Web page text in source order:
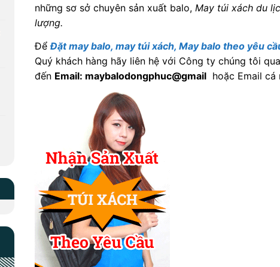
những sơ sở chuyên sản xuất balo,May túi xách du
lượng.
ĐểĐặt may balo, may túi xách, May balo theo yêu
Quý khách hàng hãy liên hệ với Công ty chúng tôi
đến Email: maybalodongphuc@gmail hoặc Email cá